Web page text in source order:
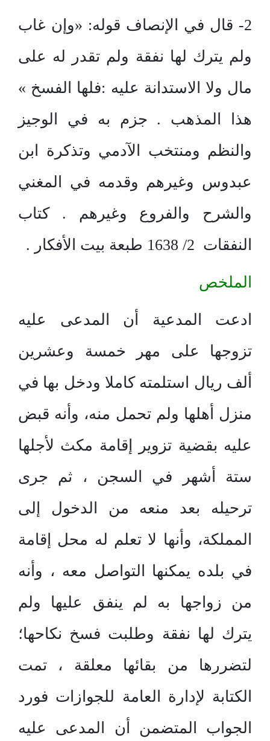
2- قال في الإنصاف قوله: «وإن غاب
ولم يترك لها نفقة ولم تقدر له على
مال ولا الاستدانة عليه :فلها الفسخ »
هذا المذهب . جزم به في الوجيز
والنظم ومنتخب الآدمي وتذكرة ابن
عبدوس وغيرهم وقدمه في المغني
والشرح والفروع وغيرهم . كتاب
النفقات 2/ 1638 طبعة بيت الأفكار .
الملخص
ادعت المدعية أن المدعى عليه
تزوجها على مهر خمسة وعشرين
ألف ريال استلمته كاملا ودخل بها في
منزل أهلها ولم تحمل منه، وأنه قبض
عليه بقضية تزوير إقامة مكث لأجلها
ستة أشهر في السجن ، ثم جرى
ترحيله بعد منعه من الدخول إلى
المملكة، وأنها لا تعلم له محل إقامة
في بلده يمكنها التواصل معه ، وأنه
من زواجها به لم ينفق عليها ولم
يترك لها نفقة وطلبت فسخ نكاحها؛
لتضررها من بقائها معلقة ، تمت
الكتابة لإدارة العامة للجوازات فورد
الجواب المتضمن أن المدعى عليه